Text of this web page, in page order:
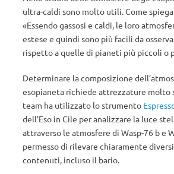
ultra-caldi sono molto utili. Come
«Essendo gassosi e caldi, le loro
estese e quindi sono più facili da
rispetto a quelle di pianeti più piccoli o
Determinare la composizione
esopianeta richiede attrezzature molto
team ha utilizzato lo strumento
dell’Eso in Cile per analizzare la luce
attraverso le atmosfere di Wasp-76 b e
permesso di rilevare chiaramente
contenuti, incluso il bario.